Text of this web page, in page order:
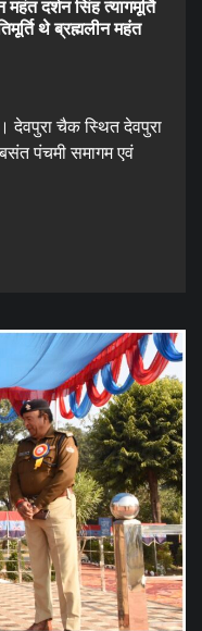
दर्शन सिंह त्यागमूर्ति
थे ब्रह्मलीन महंत
देवपुरा चैक स्थित देवपुरा
पंचमी समागम एवं